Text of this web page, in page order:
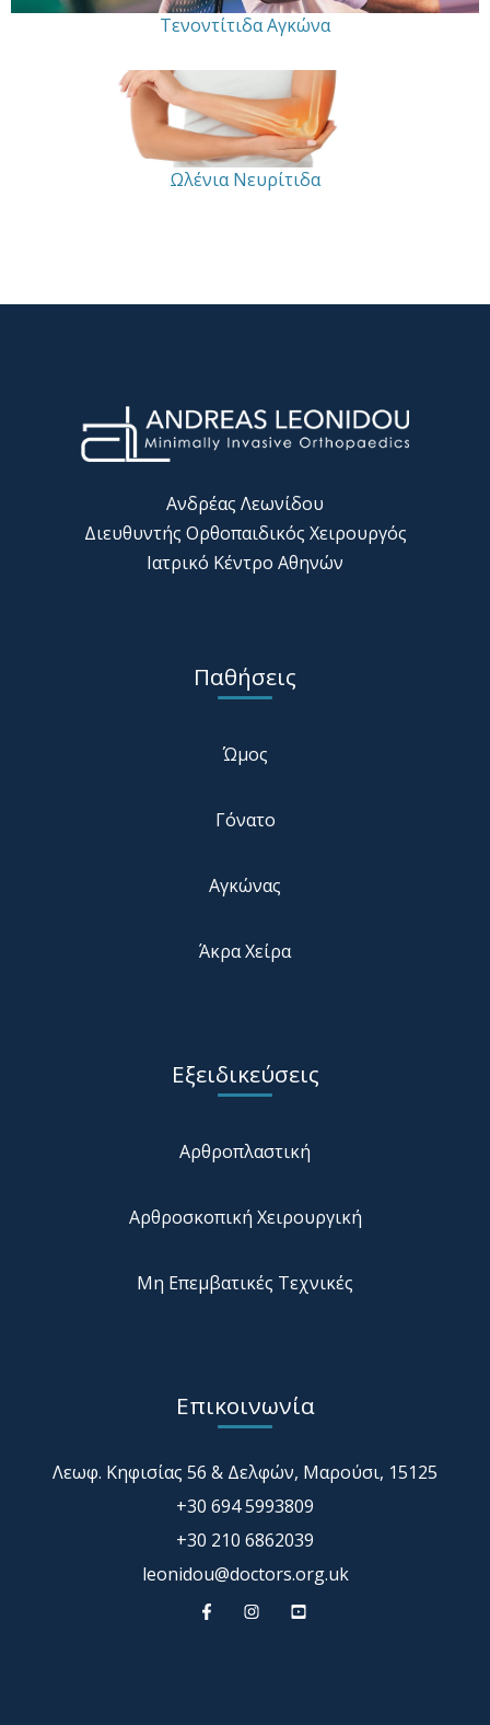
Τενοντίτιδα Αγκώνα
Ωλένια Νευρίτιδα
Ανδρέας Λεωνίδου
Διευθυντής Ορθοπαιδικός Χειρουργός
Ιατρικό Κέντρο Αθηνών
Παθήσεις
Ώμος
Γόνατο
Αγκώνας
Άκρα Χείρα
Εξειδικεύσεις
Αρθροπλαστική
Αρθροσκοπική Χειρουργική
Μη Επεμβατικές Τεχνικές
Επικοινωνία
Λεωφ. Κηφισίας 56 & Δελφών, Μαρούσι, 15125
+30 694 5993809
+30 210 6862039
leonidou@doctors.org.uk